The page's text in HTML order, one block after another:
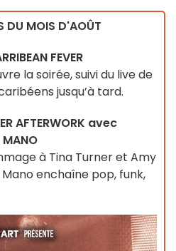
DU MOIS D'AOÛT
FEVER
la soirée, suivi du live de
jusqu’à tard.
AFTERWORK avec
MANO
à Tina Turner et Amy
Mano enchaîne pop, funk,